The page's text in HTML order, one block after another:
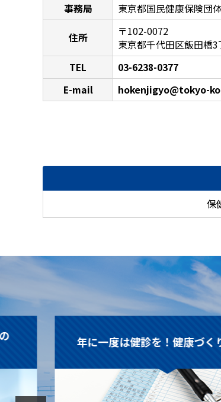
事務局 東京都国民健康保険
住所
〒102-0072
東京都千代田区飯田橋
TEL
03-6238-0377
E-mail
hokenjigyo@tokyo-
保
年に一度は健診を！健康づくり